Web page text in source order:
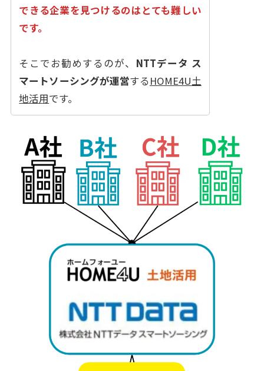
できる企業を見つけるのはとても難しい
です。
そこでお勧めするのが、 NTTデータ ス
マートソーシングが運営する HOME4U土
地活用です。